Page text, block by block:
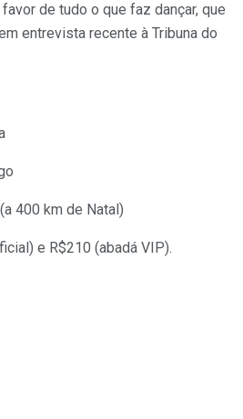
favor de tudo o que faz dançar, que
entrevista recente à Tribuna do
400 km de Natal)
e R$210 (abadá VIP).